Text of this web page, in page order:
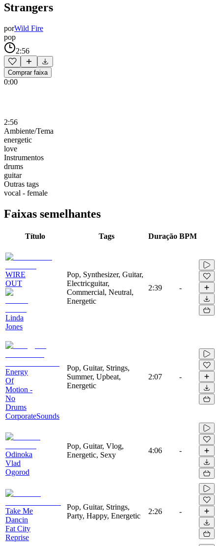
Strangers
porWild Fire
pop
2:56
Comprar faixa
0:00
2:56
Ambiente/Tema
energetic
love
Instrumentos
drums
guitar
Outras tags
vocal - female
Faixas semelhantes
Título Tags Duração BPM
WIRE
OUT
Linda
Jones
Pop, Synthesizer, Guitar,
Electricguitar,
Commercial, Neutral,
Energetic
2:39 -
Energy
Of
Motion -
No
Drums
CorporateSounds
Pop, Guitar, Strings,
Summer, Upbeat,
Energetic
2:07 -
Odinoka
Vlad
Ogorod
Pop, Guitar, Vlog,
Energetic, Sexy
4:06 -
Take Me
Dancin
Fat City
Reprise
Pop, Guitar, Strings,
Party, Happy, Energetic
2:26 -